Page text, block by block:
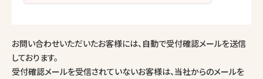
お問い合わせいただいたお客様には、自動で受付確認メールを送信
しております。
受付確認メールを受信されていないお客様は、当社からのメールを